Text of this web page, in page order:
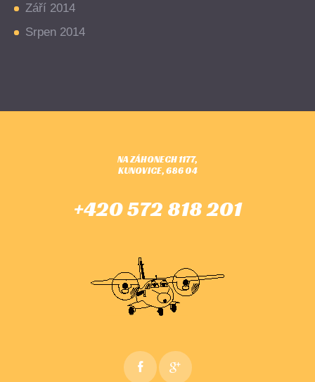
Září 2014
Srpen 2014
NA ZÁHONECH 1177,
KUNOVICE, 686 04
+420 572 818 201